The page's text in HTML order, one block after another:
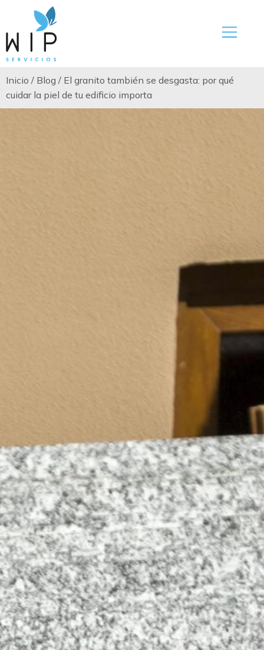
Inicio / Blog / El granito también se desgasta: por qué
cuidar la piel de tu edificio importa